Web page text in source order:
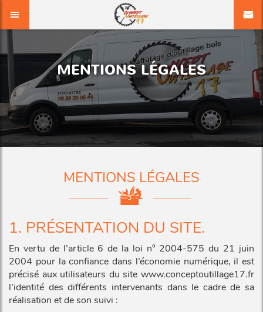
MENTIONS LÉGALES
MENTIONS LÉGALES
1. PRÉSENTATION DU SITE.
En vertu de l’article 6 de la loi n° 2004-575 du 21 juin
2004 pour la confiance dans l’économie numérique, il est
précisé aux utilisateurs du site www.conceptoutillage17.fr
l’identité des différents intervenants dans le cadre de sa
réalisation et de son suivi :